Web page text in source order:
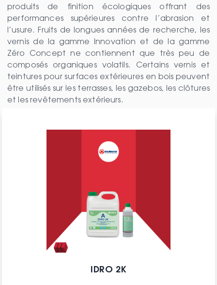
produits de finition écologiques offrant des
performances supérieures contre l’abrasion et
l’usure. Fruits de longues années de recherche, les
vernis de la gamme Innovation et de la gamme
Zéro Concept ne contiennent que très peu de
composés organiques volatils. Certains vernis et
teintures pour surfaces extérieures en bois peuvent
être utilisés sur les terrasses, les gazebos, les clôtures
et les revêtements extérieurs.
IDRO 2K